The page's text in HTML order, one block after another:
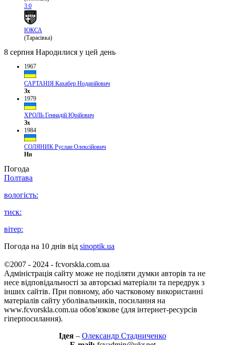
3:0
ЮКСА
(Тарасівка)
8 серпня Народилися у цей день
1967
САРТАНІЯ Кахабер Нодарійович
Зх
1979
ХРОЛЬ Геннадій Юрійович
Зх
1984
СОЛЯНИК Руслан Олексійович
Нп
Погода
Полтава
вологість:
тиск:
вітер:
Погода на 10 днів від sinoptik.ua
©2007 - 2024 - fcvorskla.com.ua
Адміністрація сайту може не поділяти думки авторів та не
несе відповідальності за авторські матеріали та передрук з
інших сайтів. При повному, або частковому використанні
матеріалів сайту уболівальників, посилання на
www.fcvorskla.com.ua обов'язкове (для інтернет-ресурсів
гіперпосилання).
Ідея – Олександр Стадниченко